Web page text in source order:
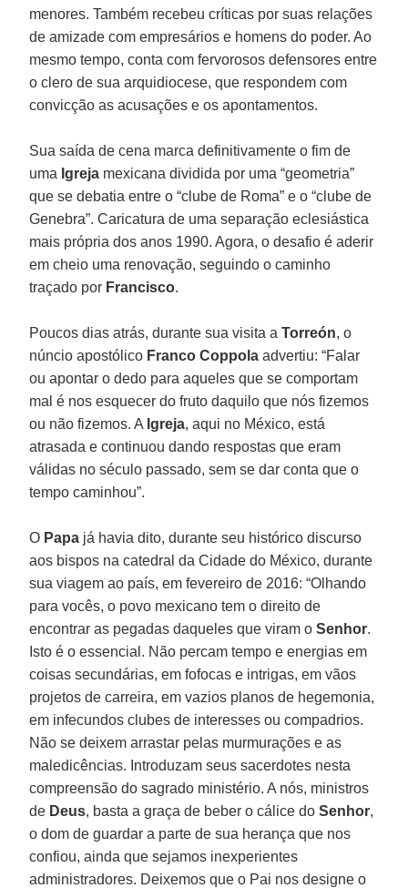
menores. Também recebeu críticas por suas relações
de amizade com empresários e homens do poder. Ao
mesmo tempo, conta com fervorosos defensores entre
o clero de sua arquidiocese, que respondem com
convicção as acusações e os apontamentos.
Sua saída de cena marca definitivamente o fim de
uma Igreja mexicana dividida por uma “geometria”
que se debatia entre o “clube de Roma” e o “clube de
Genebra”. Caricatura de uma separação eclesiástica
mais própria dos anos 1990. Agora, o desafio é aderir
em cheio uma renovação, seguindo o caminho
traçado por Francisco.
Poucos dias atrás, durante sua visita aTorreón, o
núncio apostólico Franco Coppola advertiu: “Falar
ou apontar o dedo para aqueles que se comportam
mal é nos esquecer do fruto daquilo que nós fizemos
ou não fizemos. A Igreja, aqui no México, está
atrasada e continuou dando respostas que eram
válidas no século passado, sem se dar conta que o
tempo caminhou”.
O Papa já havia dito, durante seu histórico discurso
aos bispos na catedral da Cidade do México, durante
sua viagem ao país, em fevereiro de 2016: “Olhando
para vocês, o povo mexicano tem o direito de
encontrar as pegadas daqueles que viram oSenhor.
Isto é o essencial. Não percam tempo e energias em
coisas secundárias, em fofocas e intrigas, em vãos
projetos de carreira, em vazios planos de hegemonia,
em infecundos clubes de interesses ou compadrios.
Não se deixem arrastar pelas murmurações e as
maledicências. Introduzam seus sacerdotes nesta
compreensão do sagrado ministério. A nós, ministros
de Deus, basta a graça de beber o cálice doSenhor,
o dom de guardar a parte de sua herança que nos
confiou, ainda que sejamos inexperientes
administradores. Deixemos que o Pai nos designe o